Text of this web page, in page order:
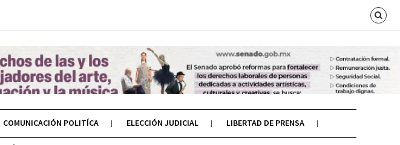
COMUNICACIÓN POLITÍCA ELECCIÓN JUDICIAL LIBERTAD DE PRENSA